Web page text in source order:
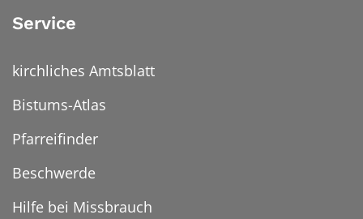
Service
kirchliches Amtsblatt
Bistums-Atlas
Pfarreifinder
Beschwerde
Hilfe bei Missbrauch